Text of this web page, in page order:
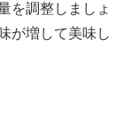
を調整しましょ
が増して美味し